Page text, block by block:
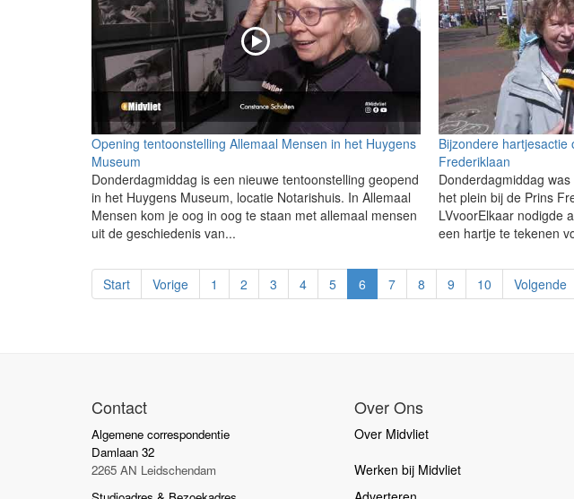
Opening tentoonstelling Allemaal Mensen in het Huygens
Museum
Donderdagmiddag is een nieuwe tentoonstelling geopend
in het Huygens Museum, locatie Notarishuis. In Allemaal
Mensen kom je oog in oog te staan met allemaal mensen
uit de geschiedenis van...
Bijzondere hartjesactie
Frederiklaan
Donderdagmiddag
het plein bij de Prins
LVvoorElkaar nodigde
een hartje te tekenen
Start Vorige 1 2 3 4 5 6 7 8 9 10 Volgende
Contact
Algemene correspondentie
Damlaan 32
2265 AN Leidschendam
Over Ons
Over Midvliet
Werken bij Midvliet